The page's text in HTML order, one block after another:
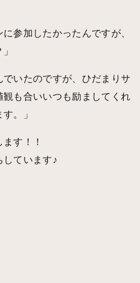
参加したかったんですが、
でいたのですが、ひだまりサ
も合いいつも励ましてくれ
。」
す！！
しています♪